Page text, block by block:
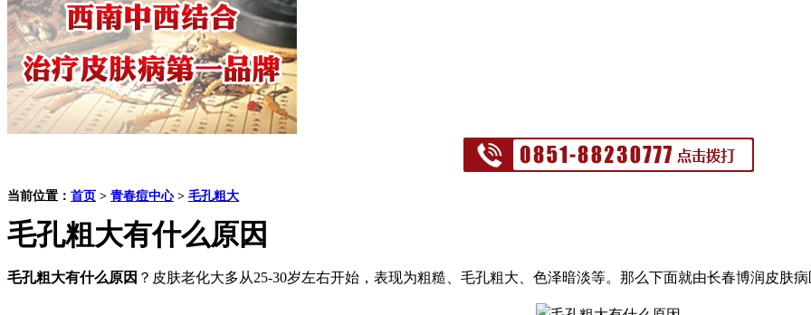
当前位置： 首页 > 青春痘中心> 毛孔粗大
毛孔粗大有什么原因
毛孔粗大有什么原因 ？皮肤老化大多从25-30岁左右开始，表现为粗糙、毛孔粗大、色泽暗淡等。那么下面就由长春博润皮肤